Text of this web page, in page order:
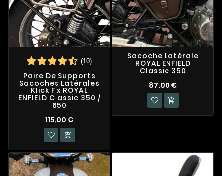
(10)
Paire De Supports
Sacoches Latérales
Klick Fix ROYAL
ENFIELD Classic 350 /
650
115,00 €

Sacoche Latérale
ROYAL ENFIELD
Classic 350
87,00 €
